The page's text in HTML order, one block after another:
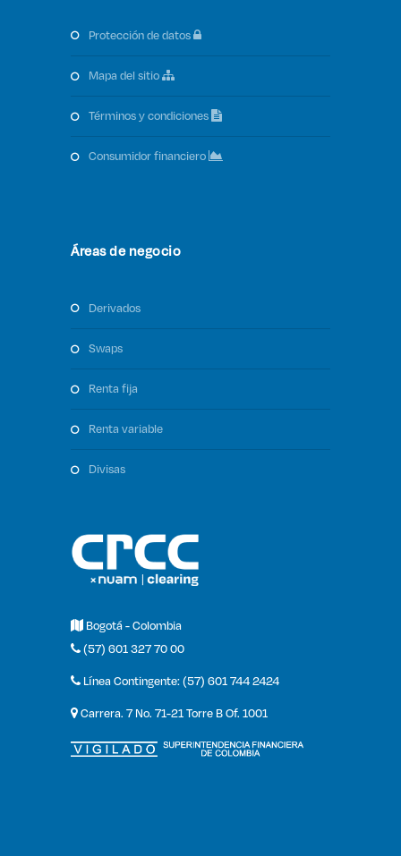
protección de datos
mapa del sitio
términos y condiciones
consumidor financiero
Áreas de negocio
derivados
swaps
renta fija
renta variable
divisas
Bogotá - Colombia
(57) 601 327 70 00
Línea Contingente: (57) 601 744 2424
Carrera. 7 No. 71-21 Torre B Of. 1001